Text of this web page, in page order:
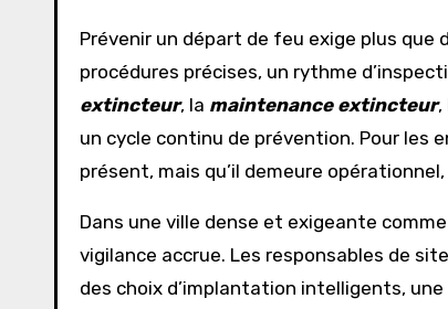
Prévenir un départ de feu exige plus que des équipements visibles au mur. Derrière chaque poignée rouge et chaque signal lumineux se cachent des
procédures précises, un rythme
extincteur, la maintenance extincteur,
un cycle continu de prévention. Pour les
présent, mais qu’il demeure
Dans une ville dense et exigeante
vigilance accrue. Les responsables de
des choix d’implantation intelligents,